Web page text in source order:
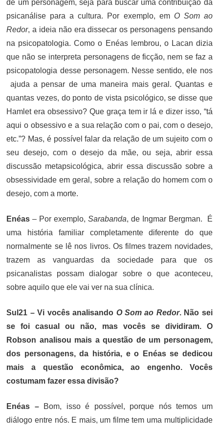
de um personagem, seja para buscar uma contribuição da
psicanálise para a cultura. Por exemplo, em O Som ao
Redor, a ideia não era dissecar os personagens pensando
na psicopatologia. Como o Enéas lembrou, o Lacan dizia
que não se interpreta personagens de ficção, nem se faz a
psicopatologia desse personagem. Nesse sentido, ele nos
ajuda a pensar de uma maneira mais geral. Quantas e
quantas vezes, do ponto de vista psicológico, se disse que
Hamlet era obsessivo? Que graça tem ir lá e dizer isso, “tá
aqui o obsessivo e a sua relação com o pai, com o desejo,
etc.”? Mas, é possível falar da relação de um sujeito com o
seu desejo, com o desejo da mãe, ou seja, abrir essa
discussão metapsicológica, abrir essa discussão sobre a
obsessividade em geral, sobre a relação do homem com o
desejo, com a morte.
Enéas – Por exemplo,Sarabanda, de Ingmar Bergman. É
uma história familiar completamente diferente do que
normalmente se lê nos livros. Os filmes trazem novidades,
trazem as vanguardas da sociedade para que os
psicanalistas possam dialogar sobre o que aconteceu,
sobre aquilo que ele vai ver na sua clínica.
Sul21 – Vi vocês analisando O Som ao Redor. Não sei
se foi casual ou não, mas vocês se dividiram. O
Robson analisou mais a questão de um personagem,
dos personagens, da história, e o Enéas se dedicou
mais a questão econômica, ao engenho. Vocês
costumam fazer essa divisão?
Enéas –Bom, isso é possível, porque nós temos um
diálogo entre nós. E mais, um filme tem uma multiplicidade